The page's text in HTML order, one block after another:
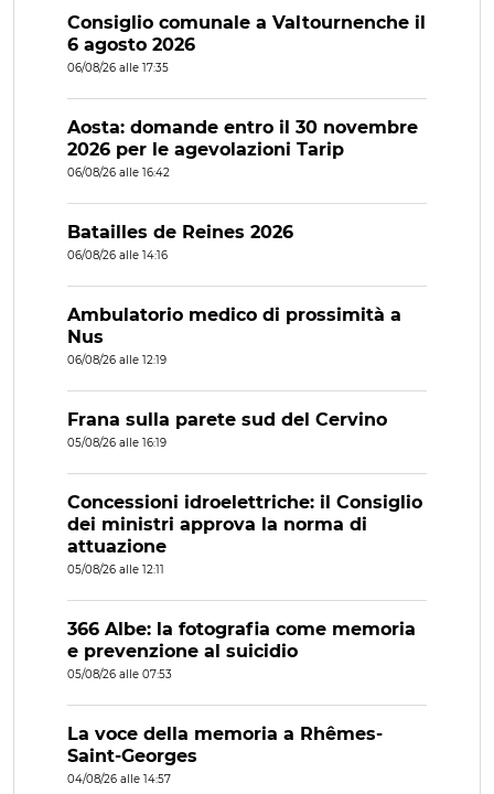
Consiglio comunale a Valtournenche il
6 agosto 2026
06/08/26 alle 17:35
Aosta: domande entro il 30 novembre
2026 per le agevolazioni Tarip
06/08/26 alle 16:42
Batailles de Reines 2026
06/08/26 alle 14:16
Ambulatorio medico di prossimità a
Nus
06/08/26 alle 12:19
Frana sulla parete sud del Cervino
05/08/26 alle 16:19
Concessioni idroelettriche: il Consiglio
dei ministri approva la norma di
attuazione
05/08/26 alle 12:11
366 Albe: la fotografia come memoria
e prevenzione al suicidio
05/08/26 alle 07:53
La voce della memoria a Rhêmes-
Saint-Georges
04/08/26 alle 14:57